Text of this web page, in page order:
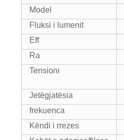
Model
Fluksi i lumenit
Eff
Ra
Tensioni
Jetëgjatësia
frekuenca
Këndi i rrezes